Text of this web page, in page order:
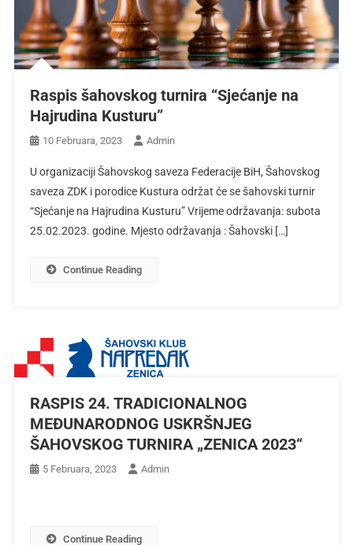
Raspis šahovskog turnira “Sjećanje na
Hajrudina Kusturu”
10 Februara, 2023 Admin
U organizaciji Šahovskog saveza Federacije BiH, Šahovskog
saveza ZDK i porodice Kustura održat će se šahovski turnir
“Sjećanje na Hajrudina Kusturu” Vrijeme održavanja: subota
25.02.2023. godine. Mjesto održavanja : Šahovski […]
Continue Reading
RASPIS 24. TRADICIONALNOG
MEĐUNARODNOG USKRŠNJEG
ŠAHOVSKOG TURNIRA „ZENICA 2023“
5 Februara, 2023 Admin
Continue Reading